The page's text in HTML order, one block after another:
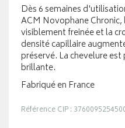
Dès 6 semaines
ACM Novophane
visiblement freinée et la
densité capillaire
préservé. La chevelure
brillante.
Fabriqué en France
Référence CIP :